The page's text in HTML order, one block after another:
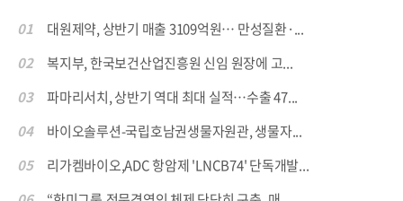
01
대원제약, 상반기 매출 3109억원… 만성질환·...
02
복지부, 한국보건산업진흥원 신임 원장에 고...
03
파마리서치, 상반기 역대 최대 실적…수출 47...
04
바이오솔루션-국립호남권생물자원관, 생물자...
05
리가켐바이오,ADC 항암제 'LNCB74' 단독개발...